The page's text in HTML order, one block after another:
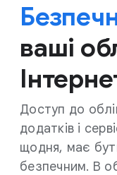
ваші
Доступ до
додатків і
щодня, має
безпечним. В